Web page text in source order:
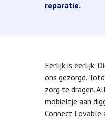
reparatie.
Eerlijk is eerlijk.
ons gezorgd.
zorg te dragen.
mobieltje aan
Connect Lovable